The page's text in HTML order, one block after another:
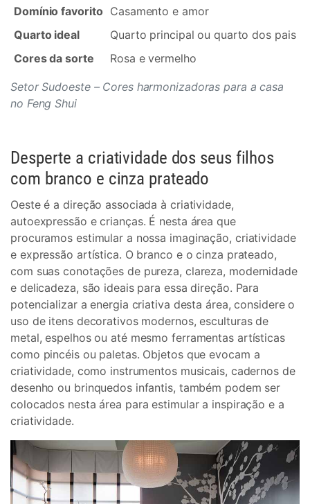
Setor Sudoeste – Cores harmonizadoras para a casa
no Feng Shui
Domínio favorito Casamento e amor
Quarto ideal
Quarto principal ou quarto dos pais
Cores da sorte
Rosa e vermelho
Desperte a criatividade dos seus filhos
com branco e cinza prateado
Oeste é a direção associada à criatividade,
autoexpressão e crianças. É nesta área que
procuramos estimular a nossa imaginação, criatividade
e expressão artística. O branco e o cinza prateado,
com suas conotações de pureza, clareza, modernidade
e delicadeza, são ideais para essa direção. Para
potencializar a energia criativa desta área, considere o
uso de itens decorativos modernos, esculturas de
metal, espelhos ou até mesmo ferramentas artísticas
como pincéis ou paletas. Objetos que evocam a
criatividade, como instrumentos musicais, cadernos de
desenho ou brinquedos infantis, também podem ser
colocados nesta área para estimular a inspiração e a
criatividade.